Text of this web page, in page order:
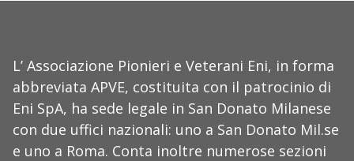
L’ Associazione Pionieri e Veterani Eni, in forma
abbreviata APVE, costituita con il patrocinio di
Eni SpA, ha sede legale in San Donato Milanese
con due uffici nazionali: uno a San Donato Mil.se
e uno a Roma. Conta inoltre numerose sezioni